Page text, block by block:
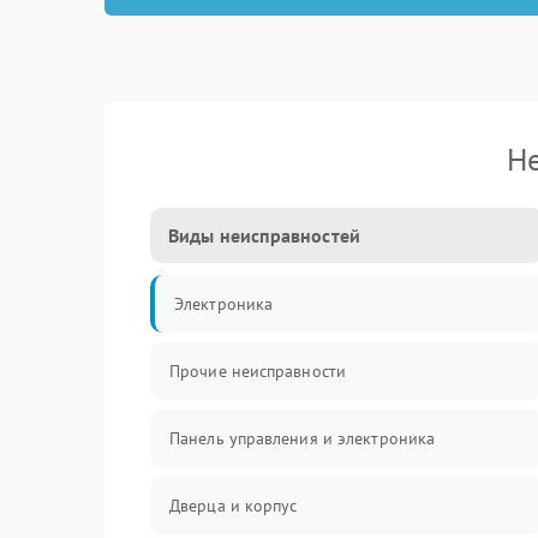
Виды неисправностей
Электроника
Прочие неисправности
Панель управления и электроника
Дверца и корпус